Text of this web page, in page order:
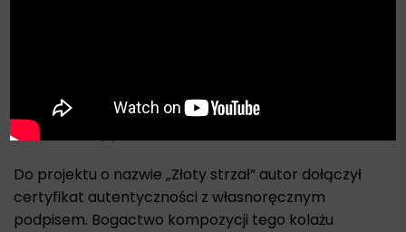
przemyślany i świetnie zrealizowany.
Wdzięczne i pyszne dzieło, które da się lubić!
Do projektu o nazwie „Złoty strzał” autor dołączył
certyfikat autentyczności z własnoręcznym
podpisem. Bogactwo kompozycji tego kolażu